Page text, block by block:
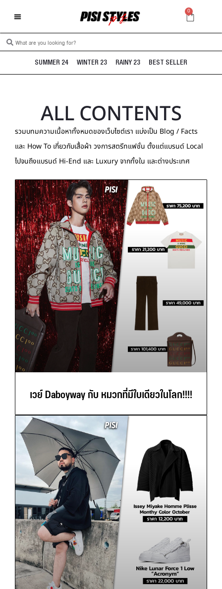
0
SUMMER 24 WINTER 23 RAINY 23 BEST SELLER
ALL CONTENTS
รวมบทมความเนื้อหาทั้งหมดของเว็บไซต์เรา แบ่งเป็น Blog / Facts
และ How To เกี่ยวกับเสื้อผ้า วงการสตรีทแฟชั่น ตั้งแต่แบรนด์ Local
ไปจนถึงแบรนด์ Hi-End และ Luxury จากทั้งใน และต่างประเทศ
เวย์ Daboyway กับ หมวกที่มีใบเดียวในโลก!!!!